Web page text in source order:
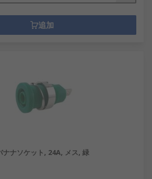
追加
ナナソケット, 24A, メス, 緑